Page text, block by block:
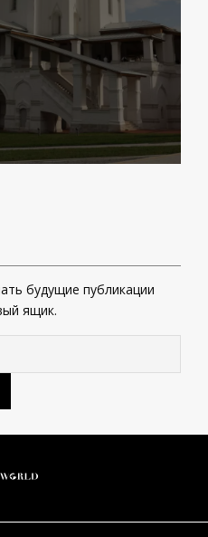
будущие публикации
ящик.